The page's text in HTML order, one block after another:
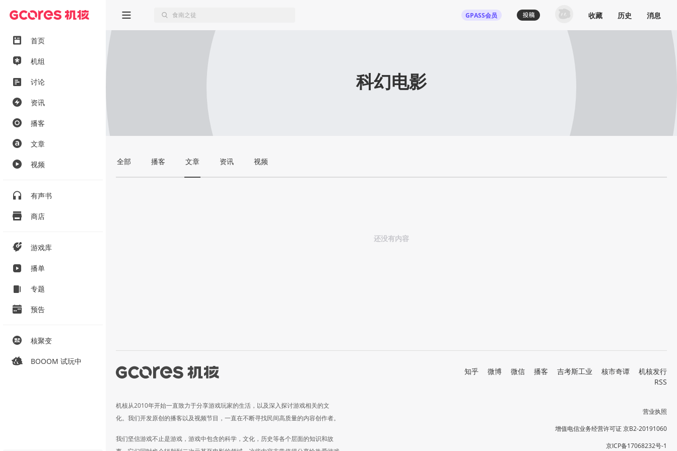
首页
机组
讨论
资讯
播客
文章
视频
有声书
商店
游戏库
播单
专题
预告
核聚变
BOOOM 试玩中
GPASS会员 收藏 历史 消息
科幻电影
全部 播客 文章 资讯 视频
还没有内容
机核从2010年开始一直致力于分享游戏玩家的生活，以及深入探讨游戏相关的文
化。我们开发原创的播客以及视频节目，一直在不断寻找民间高质量的内容创作者。
我们坚信游戏不止是游戏，游戏中包含的科学，文化，历史等各个层面的知识和故
知乎 微博 微信 播客 吉考斯工业 核市奇谭
机核发行
RSS
营业执照
增值电信业务经营许可证 京B2-20191060
京ICP备17068232号-1